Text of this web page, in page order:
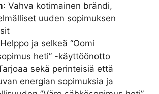
: Vahva kotimainen brändi,
uuden sopimuksen
ja selkeä “Oomi
heti” -käyttöönotto
sekä perinteisiä että
energian sopimuksia ja